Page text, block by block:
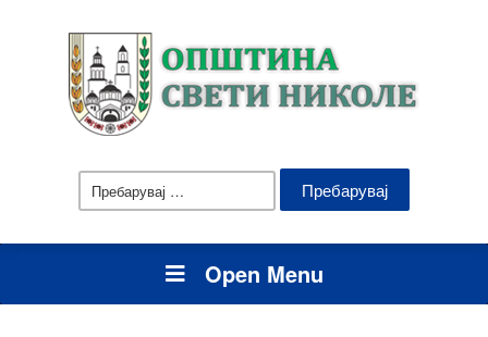
Пребарувај
за:
Open Menu